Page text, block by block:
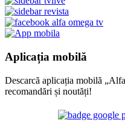
Aplicația mobilă
Descarcă aplicația mobilă
recomandări și noutăți!